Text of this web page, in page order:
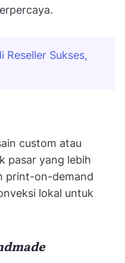
Reseller Sukses,
custom atau
pasar yang lebih
print-on-demand
lokal untuk